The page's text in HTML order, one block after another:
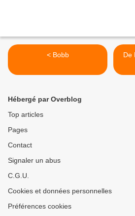
< Bobb
De
Hébergé par Overblog
Top articles
Pages
Contact
Signaler un abus
C.G.U.
Cookies et données personnelles
Préférences cookies